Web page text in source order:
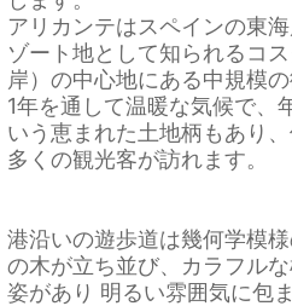
アリカンテはスペインの東
ゾート地として知られるコ
岸）の中心地にある中規模の
1年を通して温暖な気候で、
いう恵まれた土地柄もあり
多くの観光客が訪れます。
港沿いの遊歩道は幾何学模
の木が立ち並び、カラフル
姿があり 明るい雰囲気に包